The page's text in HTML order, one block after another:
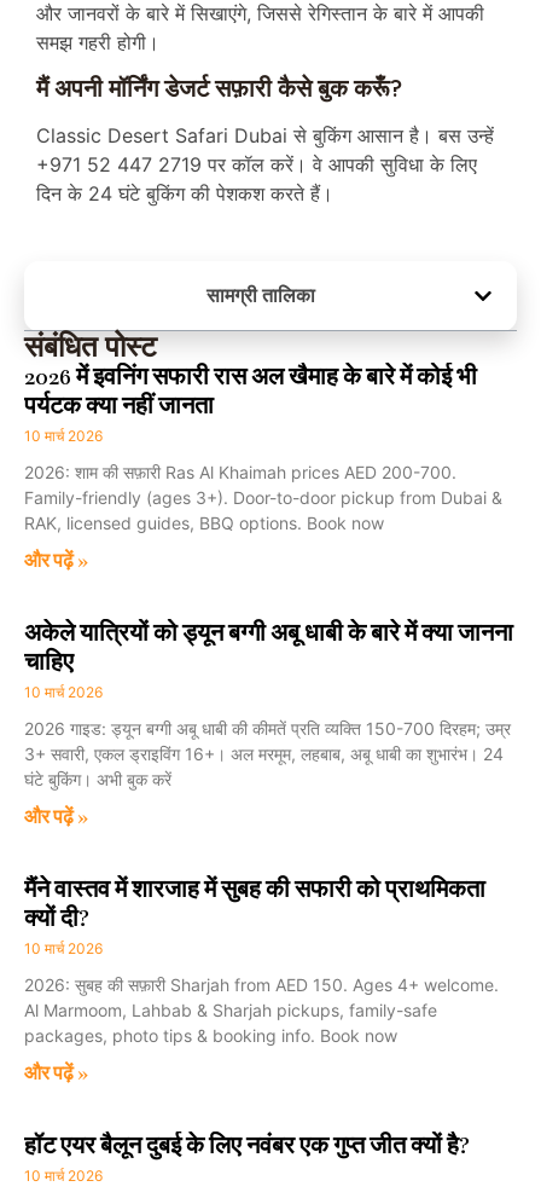
और जानवरों के बारे में सिखाएंगे, जिससे रेगिस्तान के बारे में आपकी
समझ गहरी होगी।
मैं अपनी मॉर्निंग डेजर्ट सफ़ारी कैसे बुक करूँ?
Classic Desert Safari Dubai से बुकिंग आसान है। बस उन्हें
+971 52 447 2719 पर कॉल करें। वे आपकी सुविधा के लिए
दिन के 24 घंटे बुकिंग की पेशकश करते हैं।
सामग्री तालिका
संबंधित पोस्ट
2026 में इवनिंग सफारी रास अल खैमाह के बारे में कोई भी
पर्यटक क्या नहीं जानता
10 मार्च 2026
2026: शाम की सफ़ारी Ras Al Khaimah prices AED 200-700.
Family-friendly (ages 3+). Door-to-door pickup from Dubai &
RAK, licensed guides, BBQ options. Book now
और पढ़ें »
अकेले यात्रियों को ड्यून बग्गी अबू धाबी के बारे में क्या जानना
चाहिए
10 मार्च 2026
2026 गाइड: ड्यून बग्गी अबू धाबी की कीमतें प्रति व्यक्ति 150-700 दिरहम; उम्र
3+ सवारी, एकल ड्राइविंग 16+। अल मरमूम, लहबाब, अबू धाबी का शुभारंभ। 24
घंटे बुकिंग। अभी बुक करें
और पढ़ें »
मैंने वास्तव में शारजाह में सुबह की सफारी को प्राथमिकता
क्यों दी?
10 मार्च 2026
2026: सुबह की सफ़ारी Sharjah from AED 150. Ages 4+ welcome.
Al Marmoom, Lahbab & Sharjah pickups, family-safe
packages, photo tips & booking info. Book now
और पढ़ें »
हॉट एयर बैलून दुबई के लिए नवंबर एक गुप्त जीत क्यों है?
10 मार्च 2026